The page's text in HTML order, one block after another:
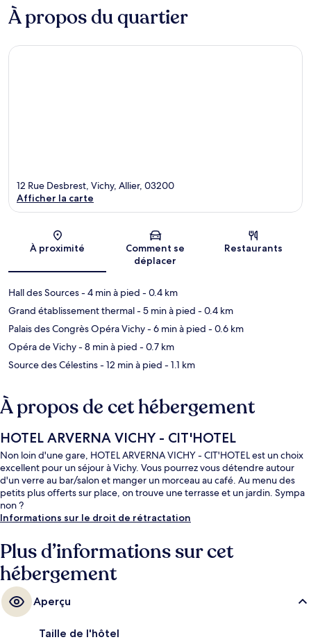
À propos du quartier
Carte
12 Rue Desbrest, Vichy, Allier, 03200
Afficher la carte
À proximité
Comment se
déplacer
Restaurants
Hall des Sources- 4 min à pied - 0.4 km
Grand établissement thermal- 5 min à pied - 0.4 km
Palais des Congrès Opéra Vichy- 6 min à pied - 0.6 km
Opéra de Vichy- 8 min à pied - 0.7 km
Source des Célestins- 12 min à pied - 1.1 km
À propos de cet hébergement
HOTEL ARVERNA VICHY - ClT'HOTEL
Non loin d'une gare, HOTEL ARVERNA VICHY - ClT'HOTEL est un choix
excellent pour un séjour à Vichy. Vous pourrez vous détendre autour
d'un verre au bar/salon et manger un morceau au café. Au menu des
petits plus offerts sur place, on trouve une terrasse et un jardin. Sympa
non ?
Informations sur le droit de rétractation
Plus d’informations sur cet
hébergement
Aperçu
Taille de l'hôtel